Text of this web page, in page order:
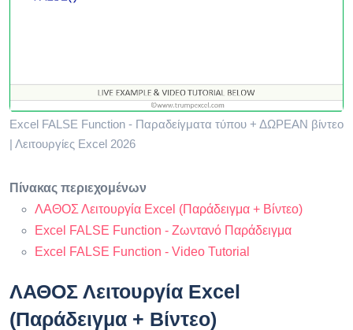
Excel FALSE Function - Παραδείγματα τύπου + ΔΩΡΕΑΝ βίντεο
| Λειτουργίες Excel 2026
Πίνακας περιεχομένων
ΛΑΘΟΣ Λειτουργία Excel (Παράδειγμα + Βίντεο)
Excel FALSE Function - Ζωντανό Παράδειγμα
Excel FALSE Function - Video Tutorial
ΛΑΘΟΣ Λειτουργία Excel
(Παράδειγμα + Βίντεο)